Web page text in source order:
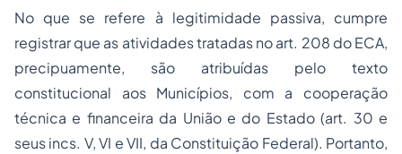
No que se refere à legitimidade passiva, cumpre
registrar que as atividades tratadas no art. 208 do ECA,
precipuamente, são atribuídas pelo texto
constitucional aos Municípios, com a cooperação
técnica e financeira da União e do Estado (art. 30 e
seus incs. V, VI e VII, da Constituição Federal). Portanto,